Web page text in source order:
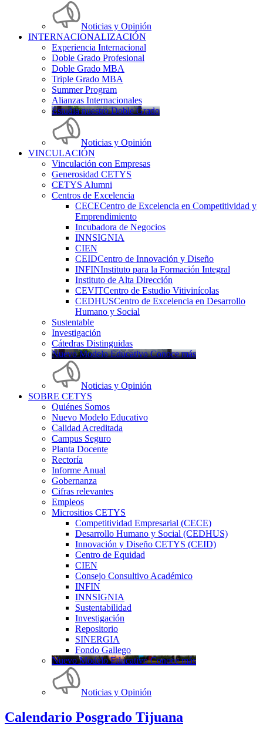
Noticias y Opinión
INTERNACIONALIZACIÓN
Experiencia Internacional
Doble Grado Profesional
Doble Grado MBA
Triple Grado MBA
Summer Program
Alianzas Internacionales
Estudia nuestro Doble Grado
Noticias y Opinión
VINCULACIÓN
Vinculación con Empresas
Generosidad CETYS
CETYS Alumni
Centros de Excelencia
CECECentro de Excelencia en Competitividad y
Emprendimiento
Incubadora de Negocios
INNSIGNIA
CIEN
CEIDCentro de Innovación y Diseño
INFINInstituto para la Formación Integral
Instituto de Alta Dirección
CEVITCentro de Estudio Vitivinícolas
CEDHUSCentro de Excelencia en Desarrollo
Humano y Social
Sustentable
Investigación
Cátedras Distinguidas
Nuevo Modelo Educativo Conoce más
Noticias y Opinión
SOBRE CETYS
Quiénes Somos
Nuevo Modelo Educativo
Calidad Acreditada
Campus Seguro
Planta Docente
Rectoría
Informe Anual
Gobernanza
Cifras relevantes
Empleos
Micrositios CETYS
Competitividad Empresarial (CECE)
Desarrollo Humano y Social (CEDHUS)
Innovación y Diseño CETYS (CEID)
Centro de Equidad
CIEN
Consejo Consultivo Académico
INFIN
INNSIGNIA
Sustentabilidad
Investigación
Repositorio
SINERGIA
Fondo Gallego
Nuevo Modelo Educativo Conoce más
Noticias y Opinión
Calendario Posgrado Tijuana